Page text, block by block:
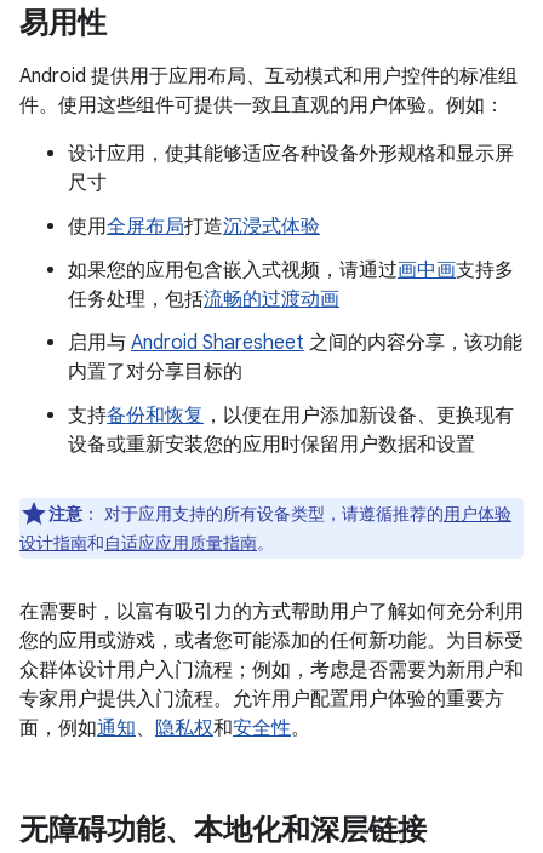
易用性
Android 提供用于应用布局、互动模式和用户控件的标准组
件。使用这些组件可提供一致且直观的用户体验。例如：
设计应用，使其能够适应各种设备外形规格和显示屏
尺寸
使用全屏布局打造沉浸式体验
如果您的应用包含嵌入式视频，请通过画中画支持多
任务处理，包括流畅的过渡动画
启用与 Android Sharesheet 之间的内容分享，该功能
内置了对分享目标的
支持备份和恢复 ，以便在用户添加新设备、更换现有
设备或重新安装您的应用时保留用户数据和设置
注意 ： 对于应用支持的所有设备类型，请遵循推荐的用户体验
设计指南和自适应应用质量指南。
在需要时，以富有吸引力的方式帮助用户了解如何充分利用
您的应用或游戏，或者您可能添加的任何新功能。为目标受
众群体设计用户入门流程；例如，考虑是否需要为新用户和
专家用户提供入门流程。允许用户配置用户体验的重要方
面，例如通知、 隐私权和安全性。
无障碍功能、本地化和深层链接